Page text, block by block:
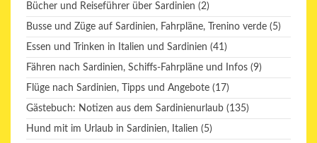
Bücher und Reiseführer über Sardinien (2)
Busse und Züge auf Sardinien, Fahrpläne, Trenino verde (5)
Essen und Trinken in Italien und Sardinien (41)
Fähren nach Sardinien, Schiffs-Fahrpläne und Infos (9)
Flüge nach Sardinien, Tipps und Angebote (17)
Gästebuch: Notizen aus dem Sardinienurlaub (135)
Hund mit im Urlaub in Sardinien, Italien (5)